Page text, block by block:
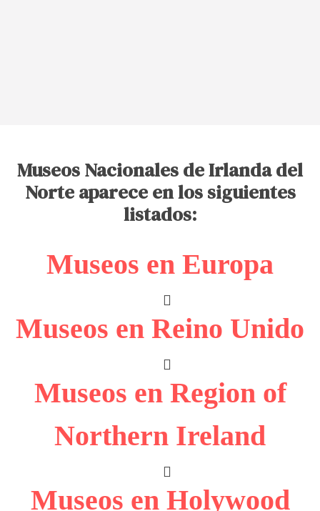
Museos Nacionales de Irlanda del
Norte aparece en los siguientes
listados:
Museos en Europa
Museos en Reino Unido
Museos en Region of
Northern Ireland
Museos en Holywood